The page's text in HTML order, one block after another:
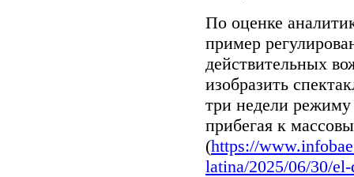
По оценке
пример
действительных
изобразить
три недели
прибегая к
(https://
latina/2025/06/30/